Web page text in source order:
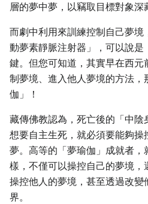
層的夢中夢，以竊取目標對象深
而劇中利用來訓練控制自己夢境
動夢素靜脈注射器」，可以說
鍵。但您可知道，其實早在西
制夢境、進入他人夢境的方法，
伽」！
藏傳佛教認為，死亡後的「中陰
想要自主生死，就必須要能夠操
夢。高等的「夢瑜伽」成就者
樣，不僅可以操控自己的夢境，
操控他人的夢境，甚至透過改
界。